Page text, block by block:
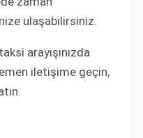
ulaşabilirsiniz.
arayışınızda
iletişime geçin,